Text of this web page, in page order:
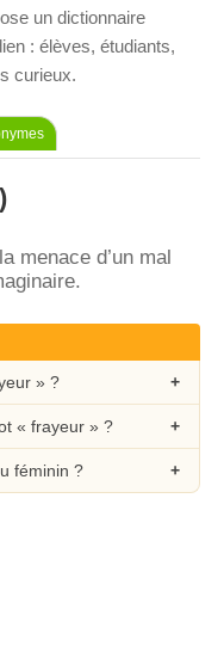
un dictionnaire
: élèves, étudiants,
curieux.
menace d’un mal
» ?
« frayeur » ?
féminin ?